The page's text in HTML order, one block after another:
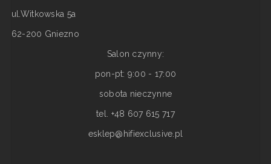
ul.Witkowska 5a
62-200 Gniezno
Salon czynny:
pon-pt: 9:00 - 17:00
sobota nieczynne
tel. +48 607 615 717
esklep@hifiexclusive.pl